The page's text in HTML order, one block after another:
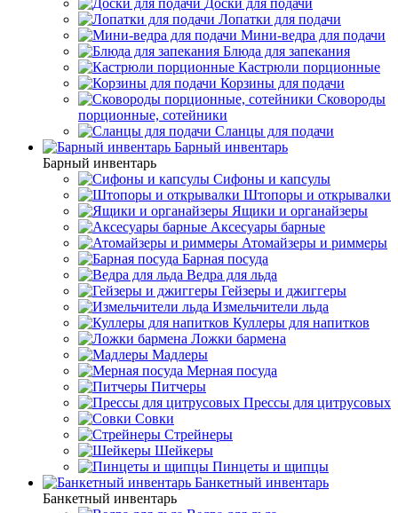
Лопатки для подачи
Мини-ведра для подачи
Блюда для запекания
Кастрюли порционные
Корзины для подачи
Сковороды
порционные, сотейники
Сланцы для подачи
Барный инвентарь
Барный инвентарь
Сифоны и капсулы
Штопоры и открывалки
Ящики и органайзеры
Аксесуары барные
Атомайзеры и риммеры
Барная посуда
Ведра для льда
Гейзеры и джиггеры
Измельчители льда
Куллеры для напитков
Ложки бармена
Мадлеры
Мерная посуда
Питчеры
Прессы для цитрусовых
Совки
Стрейнеры
Шейкеры
Пинцеты и щипцы
Банкетный инвентарь
Банкетный инвентарь